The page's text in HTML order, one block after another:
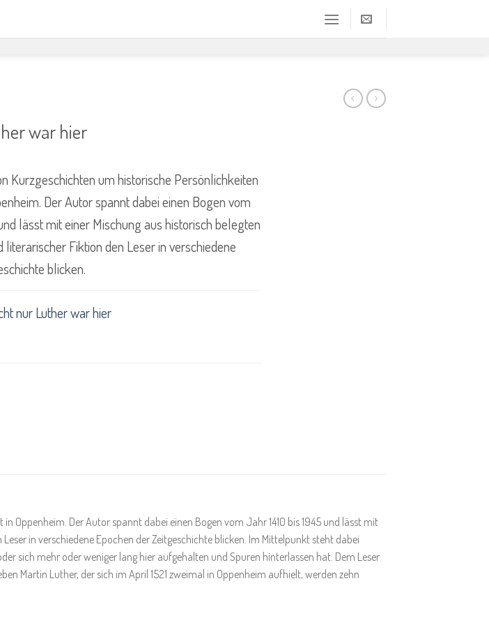
war hier
Kurzgeschichten um historische Persönlichkeiten
Der Autor spannt dabei einen Bogen vom
lässt mit einer Mischung aus historisch belegten
literarischer Fiktion den Leser in verschiedene
blicken.
nur Luther war hier
Oppenheim. Der Autor spannt dabei einen Bogen vom Jahr 1410 bis 1945 und lässt mit
in verschiedene Epochen der Zeitgeschichte blicken. Im Mittelpunkt steht dabei
sich mehr oder weniger lang hier aufgehalten und Spuren hinterlassen hat. Dem Leser
Martin Luther, der sich im April 1521 zweimal in Oppenheim aufhielt, werden zehn